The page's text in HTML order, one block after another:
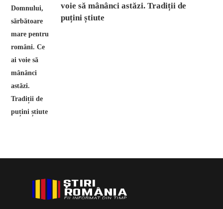
voie să mânânci astăzi. Tradiții de
puțini știute